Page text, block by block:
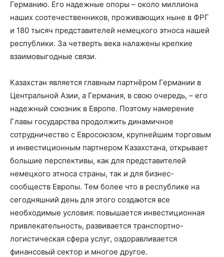
Германию. Его надежные опоры – около миллиона
наших соотечественников, проживающих ныне в ФРГ
и 180 тысяч представителей немецкого этноса нашей
республики. За четверть века налажены крепкие
взаимовыгодные связи.
Казахстан является главным партнёром Германии в
Центральной Азии, а Германия, в свою очередь, – его
надежный союзник в Европе. Поэтому намерение
Главы государства продолжить динамичное
сотрудничество с Евросоюзом, крупнейшим торговым
и инвестиционным партнером Казахстана, открывает
большие перспективы, как для представителей
немецкого этноса страны, так и для бизнес-
сообществ Европы. Тем более что в республике на
сегодняшний день для этого создаются все
необходимые условия: повышается инвестиционная
привлекательность, развивается транспортно-
логистическая сфера услуг, оздоравливается
финансовый сектор и многое другое.